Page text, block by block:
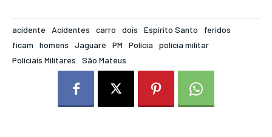
acidente Acidentes carro dois Espírito Santo
feridos
ficam
homens Jaguaré PM Polícia
polícia militar
Policiais Militares
São Mateus